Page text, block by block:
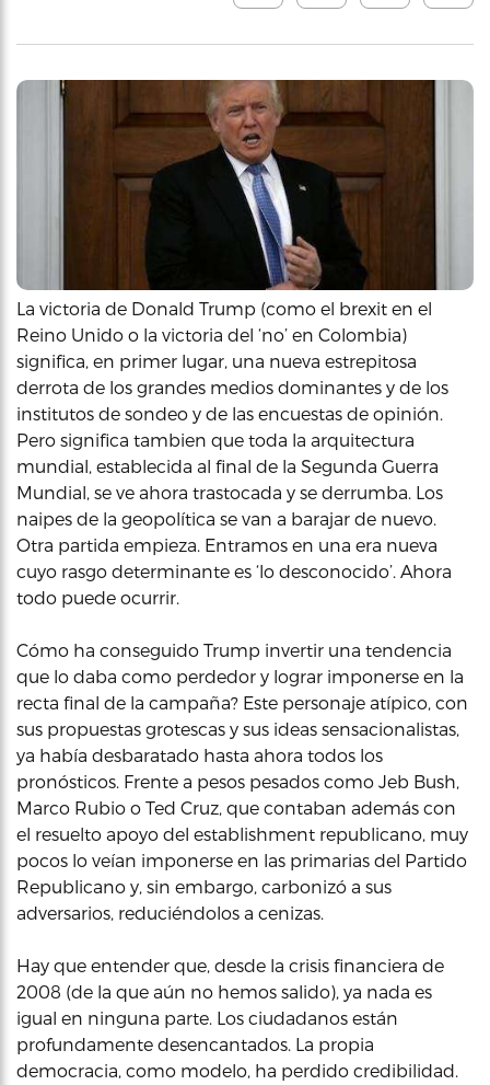
La victoria de Donald Trump (como el brexit en el
Reino Unido o la victoria del ‘no’ en Colombia)
significa, en primer lugar, una nueva estrepitosa
derrota de los grandes medios dominantes y de los
institutos de sondeo y de las encuestas de opinión.
Pero significa tambien que toda la arquitectura
mundial, establecida al final de la Segunda Guerra
Mundial, se ve ahora trastocada y se derrumba. Los
naipes de la geopolítica se van a barajar de nuevo.
Otra partida empieza. Entramos en una era nueva
cuyo rasgo determinante es ‘lo desconocido’. Ahora
todo puede ocurrir.
Cómo ha conseguido Trump invertir una tendencia
que lo daba como perdedor y lograr imponerse en la
recta final de la campaña? Este personaje atípico, con
sus propuestas grotescas y sus ideas sensacionalistas,
ya había desbaratado hasta ahora todos los
pronósticos. Frente a pesos pesados como Jeb Bush,
Marco Rubio o Ted Cruz, que contaban además con
el resuelto apoyo del establishment republicano, muy
pocos lo veían imponerse en las primarias del Partido
Republicano y, sin embargo, carbonizó a sus
adversarios, reduciéndolos a cenizas.
Hay que entender que, desde la crisis financiera de
2008 (de la que aún no hemos salido), ya nada es
igual en ninguna parte. Los ciudadanos están
profundamente desencantados. La propia
democracia, como modelo, ha perdido credibilidad.